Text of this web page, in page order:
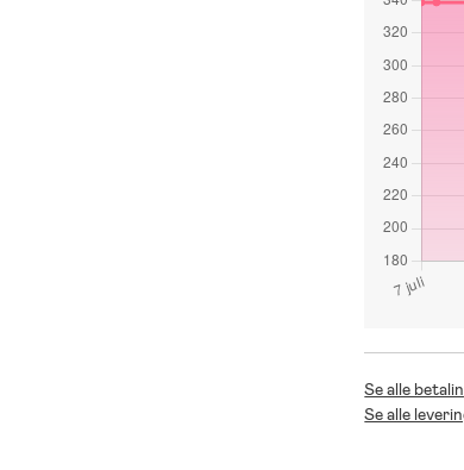
Se alle
Se alle